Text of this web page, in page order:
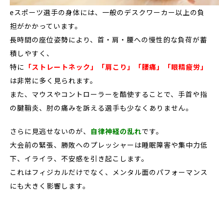
eスポーツ選手の身体には、一般のデスクワーカー以上の負
担がかかっています。
長時間の座位姿勢により、首・肩・腰への慢性的な負荷が蓄
積しやすく、
特に 「ストレートネック」「肩こり」「腰痛」「眼精疲労」
は非常に多く見られます。
また、マウスやコントローラーを酷使することで、手首や指
の腱鞘炎、肘の痛みを訴える選手も少なくありません。
さらに見逃せないのが、 自律神経の乱れです。
大会前の緊張、勝敗へのプレッシャーは睡眠障害や集中力低
下、イライラ、不安感を引き起こします。
これはフィジカルだけでなく、メンタル面のパフォーマンス
にも大きく影響します。